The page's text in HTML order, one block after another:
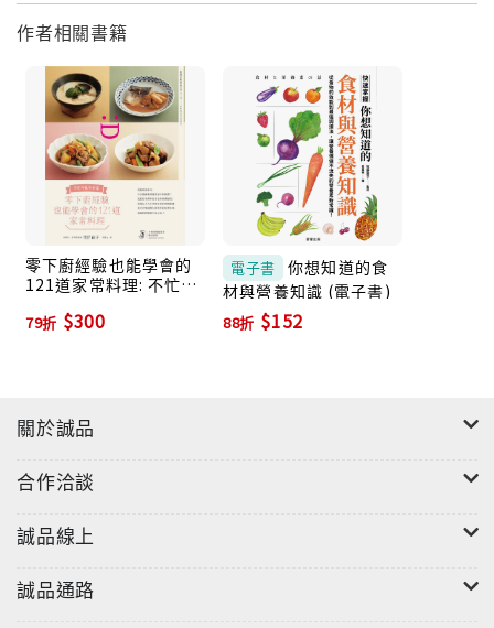
作者相關書籍
零下廚經驗也能學會的
121道家常料理: 不忙不
79折 $300
電子書
你想知道的食
材與營養知識 (電子書)
88折 $152
關於誠品
合作洽談
誠品線上
誠品通路